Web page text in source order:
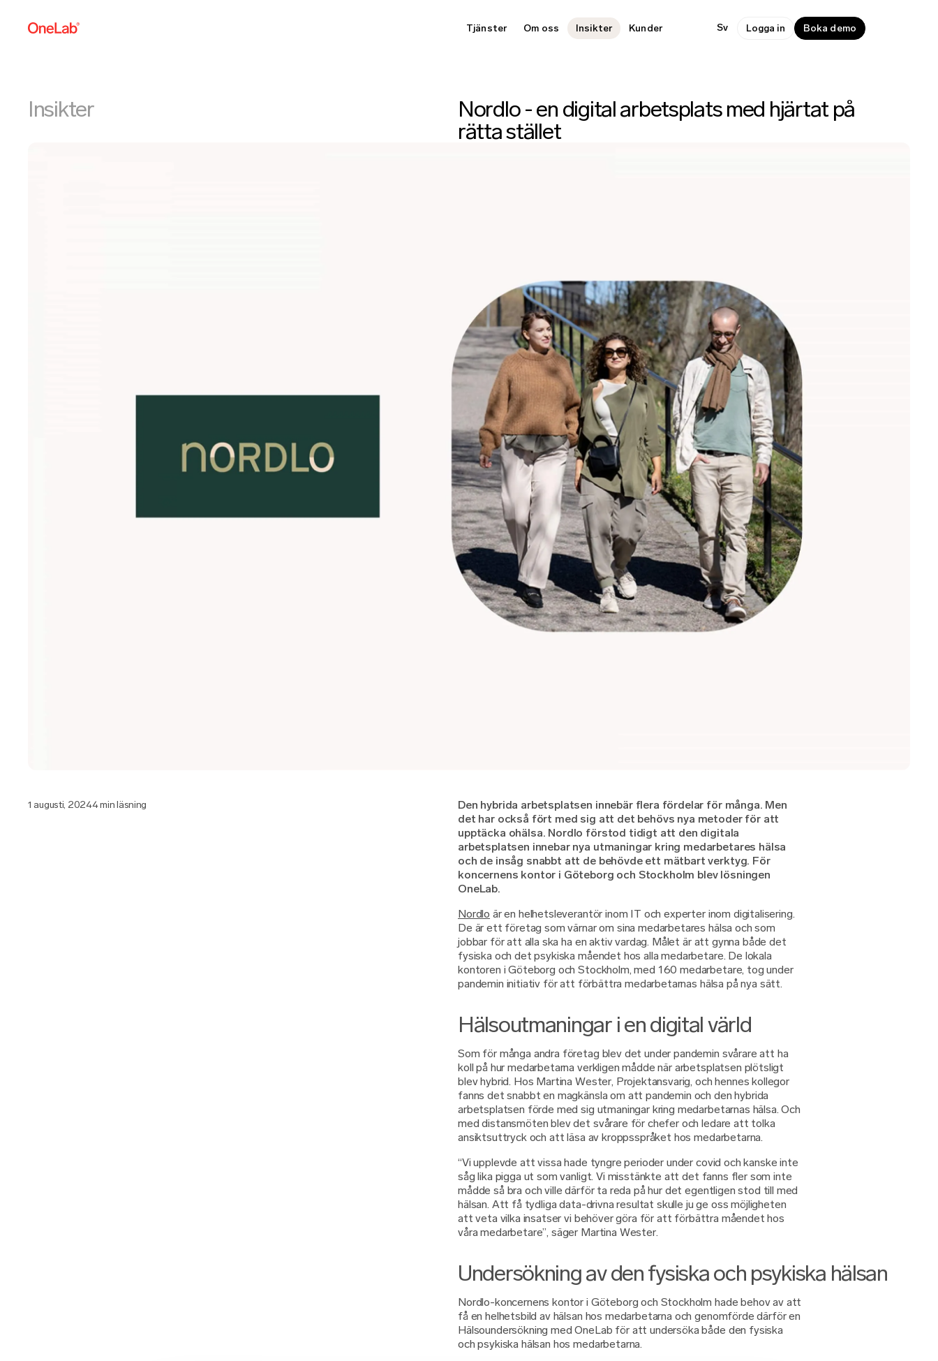
Tjänster Om oss Insikter Kunder Sv Logga in Boka demo
Insikter
Nordlo - en digital arbetsplats med hjärtat på
rätta stället
1 augusti, 20244 min läsning
Den hybrida arbetsplatsen innebär flera fördelar för många. Men
det har också fört med sig att det behövs nya metoder för att
upptäcka ohälsa. Nordlo förstod tidigt att den digitala
arbetsplatsen innebar nya utmaningar kring medarbetares hälsa
och de insåg snabbt att de behövde ett mätbart verktyg. För
koncernens kontor i Göteborg och Stockholm blev lösningen
OneLab.
Nordlo är en helhetsleverantör inom IT och experter inom digitalisering.
De är ett företag som värnar om sina medarbetares hälsa och som
jobbar för att alla ska ha en aktiv vardag. Målet är att gynna både det
fysiska och det psykiska måendet hos alla medarbetare. De lokala
kontoren i Göteborg och Stockholm, med 160 medarbetare, tog under
pandemin initiativ för att förbättra medarbetarnas hälsa på nya sätt.
Hälsoutmaningar i en digital värld
Som för många andra företag blev det under pandemin svårare att ha
koll på hur medarbetarna verkligen mådde när arbetsplatsen plötsligt
blev hybrid. Hos Martina Wester, Projektansvarig, och hennes kollegor
fanns det snabbt en magkänsla om att pandemin och den hybrida
arbetsplatsen förde med sig utmaningar kring medarbetarnas hälsa. Och
med distansmöten blev det svårare för chefer och ledare att tolka
ansiktsuttryck och att läsa av kroppsspråket hos medarbetarna.
“Vi upplevde att vissa hade tyngre perioder under covid och kanske inte
såg lika pigga ut som vanligt. Vi misstänkte att det fanns fler som inte
mådde så bra och ville därför ta reda på hur det egentligen stod till med
hälsan. Att få tydliga data-drivna resultat skulle ju ge oss möjligheten
att veta vilka insatser vi behöver göra för att förbättra måendet hos
våra medarbetare”, säger Martina Wester.
Undersökning av den fysiska och psykiska hälsan
Nordlo-koncernens kontor i Göteborg och Stockholm hade behov av att
få en helhetsbild av hälsan hos medarbetarna och genomförde därför en
Hälsoundersökning med OneLab för att undersöka både den fysiska
och psykiska hälsan hos medarbetarna.